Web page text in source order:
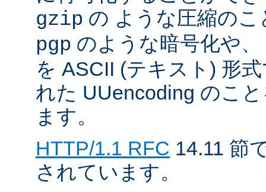
gzip の ような圧縮の
pgp のような暗号化や
を ASCII (テキスト) 形
れた UUencoding のこ
ます。
HTTP/1.1 RFC 14.11 節
されています。